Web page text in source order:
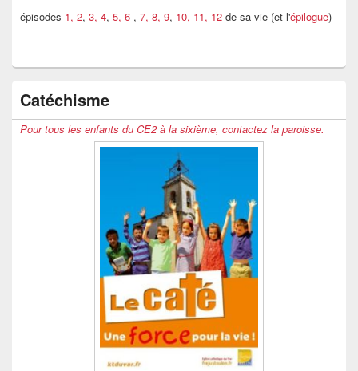
épisodes 1, 2, 3, 4, 5, 6 , 7, 8, 9, 10, 11, 12 de sa vie (et l'épilogue)
Catéchisme
Pour tous les enfants du CE2 à la sixième, contactez la paroisse.